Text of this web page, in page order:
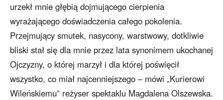
urzekł mnie głębią dojmującego cierpienia
wyrażającego doświadczenia całego pokolenia.
Przejmujący smutek, nasycony, warstwowy, dotkliwie
bliski stał się dla mnie przez lata synonimem ukochanej
Ojczyzny, o której marzył i dla której poświęcił
wszystko, co miał najcenniejszego – mówi „Kurierowi
Wileńskiemu” reżyser spektaklu Magdalena Olszewska.